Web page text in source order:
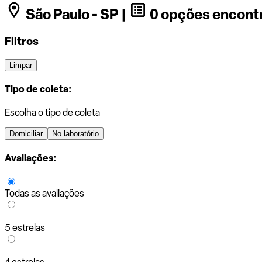
São Paulo - SP |
0 opções
Filtros
Limpar
Tipo de coleta:
Escolha o tipo de coleta
Domiciliar No laboratório
Avaliações:
Todas as avaliações
5 estrelas